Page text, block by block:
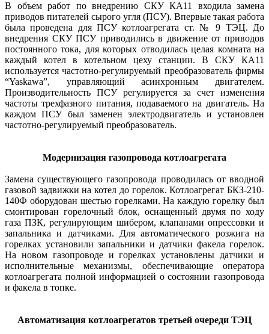
В объем работ по внедрению СКУ КА11 входила замена
приводов питателей сырого угля (ПСУ). Впервые такая работа
была проведена для ПСУ котлоагрегата ст. № 9 ТЭЦ. До
внедрения СКУ ПСУ приводились в движение от приводов
постоянного тока, для которых отводилась целая комната на
каждый котел в котельном цеху станции. В СКУ КА11
используется частотно-регулируемый преобразователь фирмы
“Yaskawa”, управляющий асинхронным двигателем.
Производительность ПСУ регулируется за счет изменения
частоты трехфазного питания, подаваемого на двигатель. На
каждом ПСУ был заменен электродвигатель и установлен
частотно-регулируемый преобразователь.
Модернизация газопровода котлоагрегата
Замена существующего газопровода проводилась от вводной
газовой задвижки на котел до горелок. Котлоагрегат БКЗ-210-
140Ф оборудован шестью горелками. На каждую горелку был
смонтирован горелочный блок, оснащенный двумя по ходу
газа ПЗК, регулирующим шибером, клапанами опрессовки и
запальника и датчиками. Для автоматического розжига на
горелках установили запальники и датчики факела горелок.
На новом газопроводе и горелках установлены датчики и
исполнительные механизмы, обеспечивающие оператора
котлоагрегата полной информацией о состоянии газопровода
и факела в топке.
Автоматизация котлоагрегатов третьей очереди ТЭЦ